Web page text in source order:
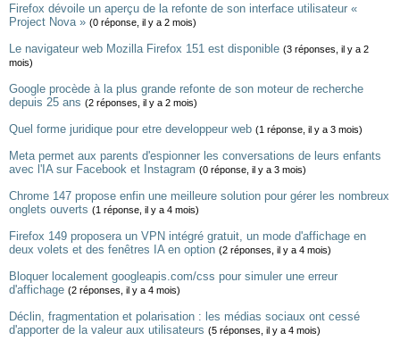
Firefox dévoile un aperçu de la refonte de son interface utilisateur «
Project Nova » (0 réponse, il y a 2 mois)
Le navigateur web Mozilla Firefox 151 est disponible (3 réponses, il y a 2
mois)
Google procède à la plus grande refonte de son moteur de recherche
depuis 25 ans (2 réponses, il y a 2 mois)
Quel forme juridique pour etre developpeur web (1 réponse, il y a 3 mois)
Meta permet aux parents d'espionner les conversations de leurs enfants
avec l'IA sur Facebook et Instagram (0 réponse, il y a 3 mois)
Chrome 147 propose enfin une meilleure solution pour gérer les nombreux
onglets ouverts (1 réponse, il y a 4 mois)
Firefox 149 proposera un VPN intégré gratuit, un mode d'affichage en
deux volets et des fenêtres IA en option (2 réponses, il y a 4 mois)
Bloquer localement googleapis.com/css pour simuler une erreur
d'affichage (2 réponses, il y a 4 mois)
Déclin, fragmentation et polarisation : les médias sociaux ont cessé
d'apporter de la valeur aux utilisateurs (5 réponses, il y a 4 mois)